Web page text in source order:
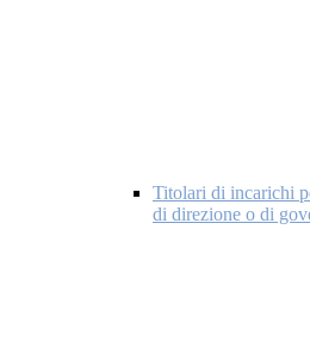
Titolari di incarichi
di direzione o di